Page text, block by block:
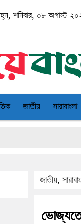
শনিবার, ০৮ অগাস্ট
জাতীয় সারাবাংলা
জাতীয়,